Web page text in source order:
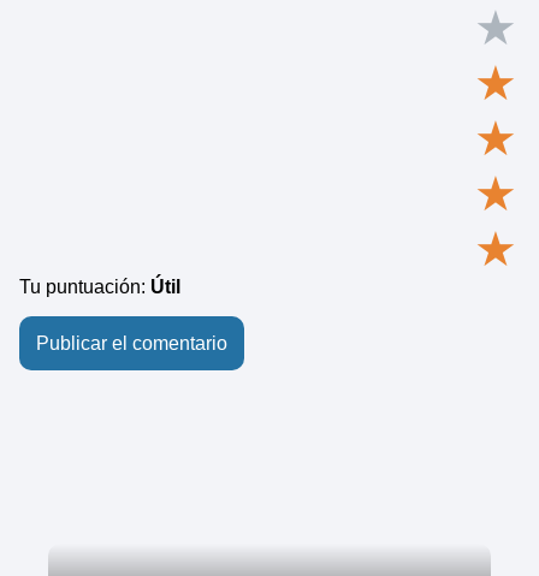
★
★
★
★
★
Tu puntuación: Útil